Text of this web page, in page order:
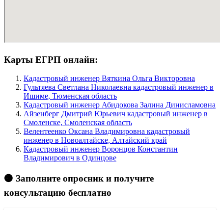
Карты ЕГРП онлайн:
Кадастровый инженер Вяткина Ольга Викторовна
Гультяева Светлана Николаевна кадастровый инженер в
Ишиме, Тюменская область
Кадастровый инженер Абидокова Залина Динисламовна
Айзенберг Дмитрий Юрьевич кадастровый инженер в
Смоленске, Смоленская область
Велентеенко Оксана Владимировна кадастровый
инженер в Новоалтайске, Алтайский край
Кадастровый инженер Воронцов Константин
Владимирович в Одинцове
🟠 Заполните опросник и получите
консультацию бесплатно